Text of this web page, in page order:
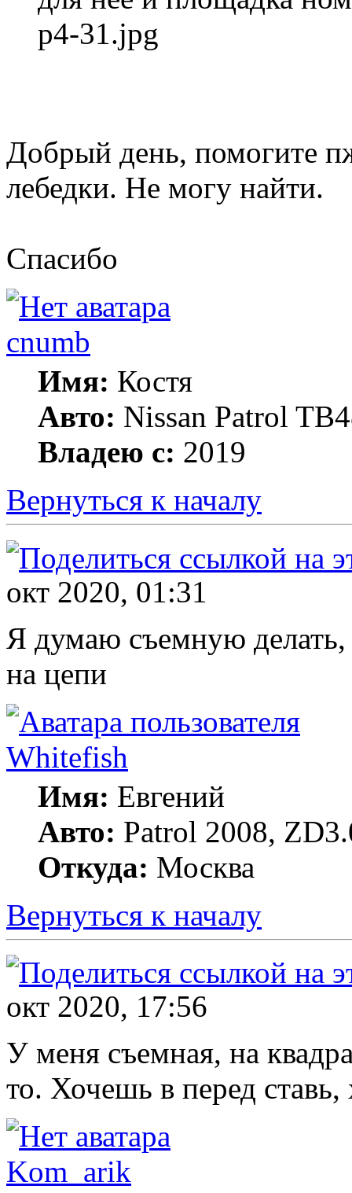
p4-31.jpg
Добрый день, помогите
лебедки. Не могу найти.
Спасибо
cnumb
Имя: Костя
Авто: Nissan Patrol
Владею с: 2019
Вернуться к началу
окт 2020, 01:31
Я думаю съемную делать,
на цепи
Whitefish
Имя: Евгений
Авто: Patrol 2008,
Откуда: Москва
Вернуться к началу
окт 2020, 17:56
У меня съемная, на
то. Хочешь в перед
Kom_arik